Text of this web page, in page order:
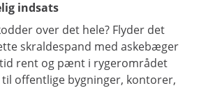
indsats
over det hele? Flyder det
skraldespand med askebæger
rent og pænt i rygerområdet
offentlige bygninger, kontorer,